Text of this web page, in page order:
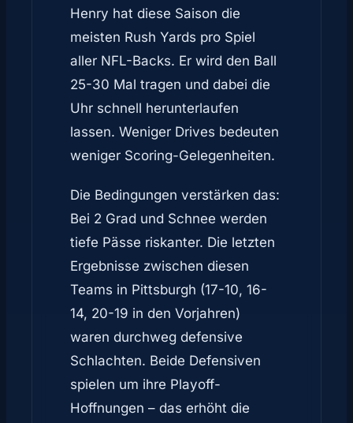
Henry hat diese Saison die
meisten Rush Yards pro Spiel
aller NFL-Backs. Er wird den Ball
25-30 Mal tragen und dabei die
Uhr schnell herunterlaufen
lassen. Weniger Drives bedeuten
weniger Scoring-Gelegenheiten.
Die Bedingungen verstärken das:
Bei 2 Grad und Schnee werden
tiefe Pässe riskanter. Die letzten
Ergebnisse zwischen diesen
Teams in Pittsburgh (17-10, 16-
14, 20-19 in den Vorjahren)
waren durchweg defensive
Schlachten. Beide Defensiven
spielen um ihre Playoff-
Hoffnungen – das erhöht die